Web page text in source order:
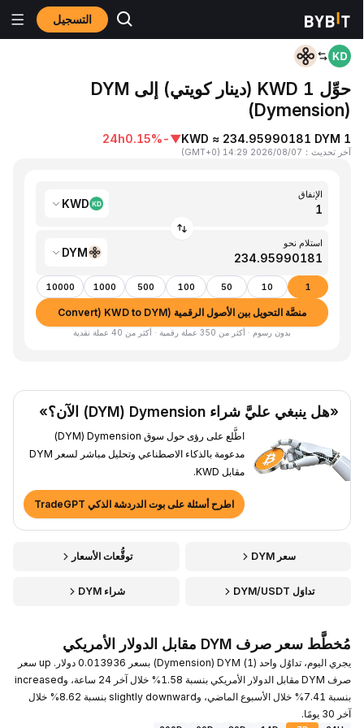
التسجيل المنزٍل KWD to DYM
حوِّل 1 KWD (دينار كويتي) إلى DYM
(Dymension)
1 KWD ≈ 234.95990181 DYM
▼
-0.15%
24h
آخر تحديث：
2026/08/07 14:29
(
GMT+0
)
الإنفاق
KWD
استلام نحو
DYM
1
10
50
100
500
1000
10000
منصَّة التحويل بين الأصول الرقمية (Convert) KWD to DYM
بدون رسوم · أكثر من 350 عملة رقمية · أكثر من 40 عملة نقدية
«هل ينبغي عليَّ شراء Dymension ‏(DYM) الآن؟»
اطَّلع على رؤى حول سوق Dymension ‏(DYM)
مدعومة بالذكاء الاصطناعي وتحليل مباشر لسعر DYM
مقابل KWD.
اطرح أسئلة على بوت الدردشة الذكي TradeGPT
سعر DYM توقُّعات الأسعار
تداوَل DYM/USDT شراء DYM
مُخطَّط سعر صرف DYM مقابل الدولار الأمريكي
يجري اليوم، تداوُل واحد (1) DYM ‏(Dymension) بسعر 0.013936 دولار. up سعر
صرف DYM مقابل الدولار الأمريكي بنسبة 1.58% خلال آخر 24 ساعة، وincreased
بنسبة 7.41% خلال الأسبوع الماضي، وslightly downward بنسبة 8.62% خلال
آخر 30 يومًا.